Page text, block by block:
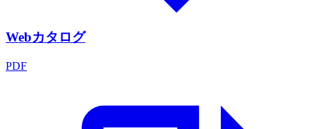
Webカタログ
PDF